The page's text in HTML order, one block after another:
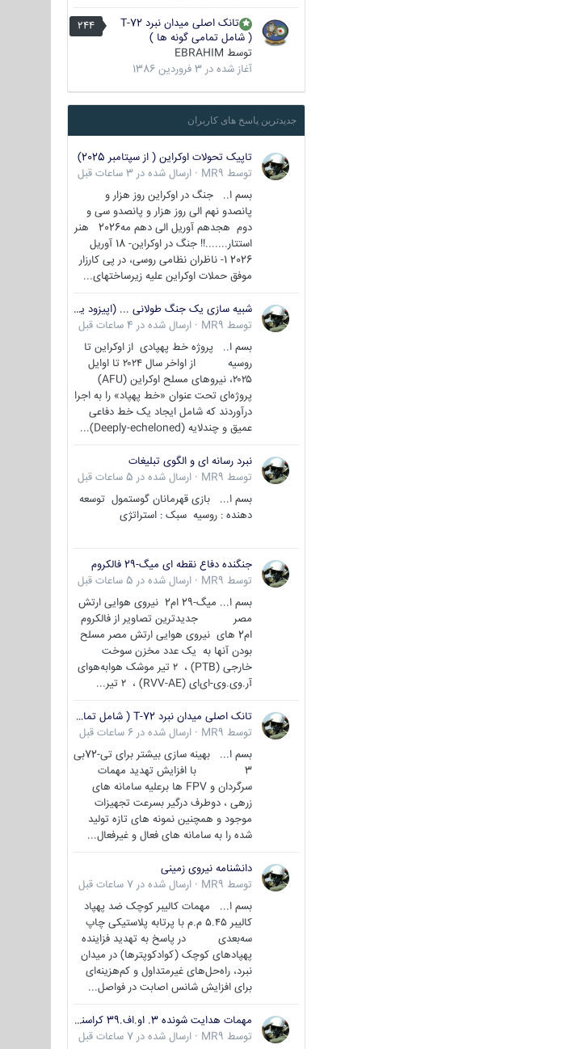
244
تانک اصلی میدان نبرد T-72
( شامل تمامی گونه ها )
توسط EBRAHIM
آغاز شده در 3 فروردین 1386
جدیدترین پاسخ های کاربران
تاپیک تحولات اوکراین ( از سپتامبر 2025)
توسط MR9
· ارسال شده در 3 ساعات قبل
بسم ا.. جنگ در اوکراین روز هزار و
پانصدو نهم الی روز هزار و پانصدو سی و
دوم هجدهم آوریل الی دهم مه2026 هنر
استتار.......!! جنگ در اوکراین- 18 آوریل
2026 1- ناظران نظامی روسی، در پی کارزار
موفق حملات اوکراین علیه زیرساختهای...
شبیه سازی یک جنگ طولانی ... (اپیزود یکم : اوکراین )
توسط MR9
· ارسال شده در 4 ساعات قبل
بسم ا.. پروژه خط پهپادی از اوکراین تا
روسیه از اواخر سال ۲۰۲۴ تا اوایل
۲۰۲۵، نیروهای مسلح اوکراین (AFU)
پروژه‌ای تحت عنوان «خط پهپاد» را به اجرا
درآوردند که شامل ایجاد یک خط دفاعی
عمیق و چندلایه (Deeply-echeloned)...
نبرد رسانه ای و الگوی تبلیغات
توسط MR9
· ارسال شده در 5 ساعات قبل
بسم ا... بازی قهرمانان گوستمول توسعه
دهنده : روسیه سبک : استراتژی
جنگنده دفاع نقطه ای میگ-29 فالکروم
توسط MR9
· ارسال شده در 5 ساعات قبل
بسم ا... میگ-29 ام2 نیروی هوایی ارتش
مصر جدیدترین تصاویر از فالکروم
ام2 های نیروی هوایی ارتش مصر مسلح
بودن آنها به یک عدد مخزن سوخت
خارجی (PTB) ، ۲ تیر موشک هوابه‌هوای
آر.وی.وی-ای‌ای (RVV-AE) ، ۲ تیر...
تانک اصلی میدان نبرد T-72 ( شامل تمامی گونه ها )
توسط MR9
· ارسال شده در 6 ساعات قبل
بسم ا... بهینه سازی بیشتر برای تی-72بی
3 با افزایش تهدید مهمات
سرگردان و FPV ها برعلیه سامانه های
زرهی ، دوطرف درگیر بسرعت تجهیزات
موجود و همچنین نمونه های تازه تولید
شده را به سامانه های فعال و غیرفعال...
دانشنامه نیروی زمینی
توسط MR9
· ارسال شده در 7 ساعات قبل
بسم ا... مهمات کالیبر کوچک ضد پهپاد
کالیبر ۵.۴۵ م.م با پرتابه پلاستیکی چاپ
سه‌بعدی در پاسخ به تهدید فزاینده
پهپادهای کوچک (کوادکوپترها) در میدان
نبرد، راه‌حل‌های غیرمتداول و کم‌هزینه‌ای
برای افزایش شانس اصابت در فواصل...
مهمات هدایت شونده 3. او.اف.39 کراسنوپل/بصیر( Krasnopol 3OF39 )
توسط MR9
· ارسال شده در 7 ساعات قبل